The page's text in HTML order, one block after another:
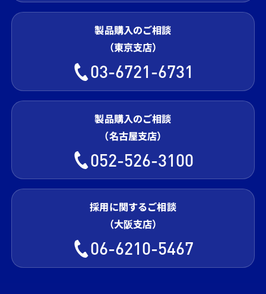
製品購入のご相談
（東京支店）
03-6721-6731
製品購入のご相談
（名古屋支店）
052-526-3100
採用に関するご相談
（大阪支店）
06-6210-5467